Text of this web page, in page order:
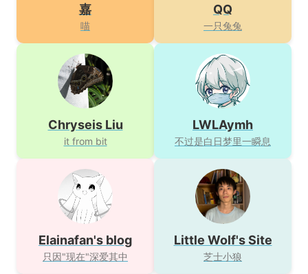
嘉
喵
QQ
一只兔兔
Chryseis Liu
it from bit
LWLAymh
不过是白日梦里一瞬息
Elainafan's blog
只因"现在"深爱其中
Little Wolf's Site
芝士小狼